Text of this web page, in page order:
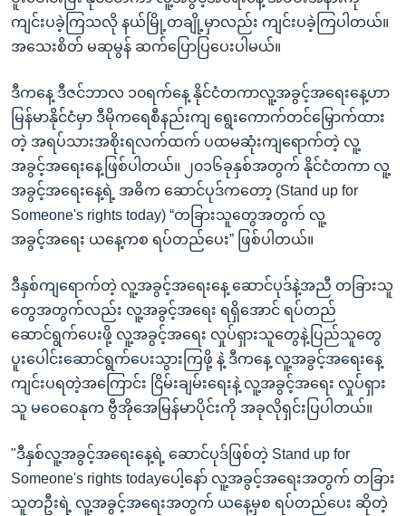
ကျင်းပခဲ့ကြသလို နယ်မြို့တချို့မှာလည်း ကျင်းပခဲ့ကြပါတယ်။
အသေးစိတ် မဆုမွန် ဆက်ပြောပြပေးပါမယ်။
ဒီကနေ့ ဒီဇင်ဘာလ ၁၀ရက်နေ့ နိုင်ငံတကာလူ့အခွင့်အရေးနေ့ဟာ
မြန်မာနိုင်ငံမှာ ဒီမိုကရေစီနည်းကျ ရွေးကောက်တင်မြှောက်ထား
တဲ့ အရပ်သားအစိုးရလက်ထက် ပထမဆုံးကျရောက်တဲ့ လူ့
အခွင့်အရေးနေ့ဖြစ်ပါတယ်။ ၂၀၁၆ခုနှစ်အတွက် နိုင်ငံတကာ လူ့
အခွင့်အရေးနေ့ရဲ့ အဓိက ဆောင်ပုဒ်ကတော့ (Stand up for
Someone's rights today) “တခြားသူတွေအတွက် လူ့
အခွင့်အရေး ယနေ့ကစ ရပ်တည်ပေး” ဖြစ်ပါတယ်။
ဒီနှစ်ကျရောက်တဲ့ လူ့အခွင့်အရေးနေ့ ဆောင်ပုဒ်နဲ့အညီ တခြားသူ
တွေအတွက်လည်း လူ့အခွင့်အရေး ရရှိအောင် ရပ်တည်
ဆောင်ရွက်ပေးဖို့ လူ့အခွင့်အရေး လှုပ်ရှားသူတွေနဲ့ပြည်သူတွေ
ပူးပေါင်းဆောင်ရွက်ပေးသွားကြဖို့ နဲ့ ဒီကနေ့ လူ့အခွင့်အရေးနေ့
ကျင်းပရတဲ့အကြောင်း ငြိမ်းချမ်းရေးနဲ့ လူ့အခွင့်အရေး လှုပ်ရှား
သူ မဝေဝေနုက ဗွီအိုအေမြန်မာပိုင်းကို အခုလိုရှင်းပြပါတယ်။
"ဒီနှစ်လူ့အခွင့်အရေးနေ့ရဲ့ ဆောင်ပုဒ်ဖြစ်တဲ့ Stand up for
Someone's rights todayပေါ့နော် လူ့အခွင့်အရေးအတွက် တခြား
သူတဦးရဲ့ လူ့အခွင့်အရေးအတွက် ယနေ့မှစ ရပ်တည်ပေး ဆိုတဲ့